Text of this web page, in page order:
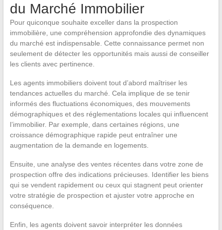
du Marché Immobilier
Pour quiconque souhaite exceller dans la prospection
immobilière, une compréhension approfondie des dynamiques
du marché est indispensable. Cette connaissance permet non
seulement de détecter les opportunités mais aussi de conseiller
les clients avec pertinence.
Les agents immobiliers doivent tout d’abord maîtriser les
tendances actuelles du marché. Cela implique de se tenir
informés des fluctuations économiques, des mouvements
démographiques et des réglementations locales qui influencent
l’immobilier. Par exemple, dans certaines régions, une
croissance démographique rapide peut entraîner une
augmentation de la demande en logements.
Ensuite, une analyse des ventes récentes dans votre zone de
prospection offre des indications précieuses. Identifier les biens
qui se vendent rapidement ou ceux qui stagnent peut orienter
votre stratégie de prospection et ajuster votre approche en
conséquence.
Enfin, les agents doivent savoir interpréter les données